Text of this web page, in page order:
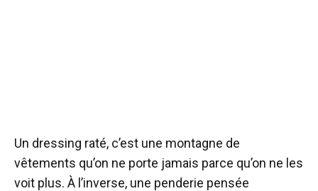
Un dressing raté, c’est une montagne de
vêtements qu’on ne porte jamais parce qu’on ne les
voit plus. À l’inverse, une penderie pensée